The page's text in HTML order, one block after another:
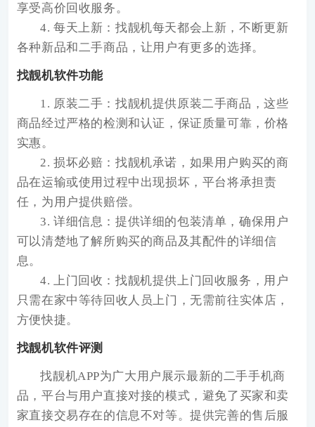
享受高价回收服务。
4. 每天上新：找靓机每天都会上新，不断更新
各种新品和二手商品，让用户有更多的选择。
找靓机软件功能
1. 原装二手：找靓机提供原装二手商品，这些
商品经过严格的检测和认证，保证质量可靠，价格
实惠。
2. 损坏必赔：找靓机承诺，如果用户购买的商
品在运输或使用过程中出现损坏，平台将承担责
任，为用户提供赔偿。
3. 详细信息：提供详细的包装清单，确保用户
可以清楚地了解所购买的商品及其配件的详细信
息。
4. 上门回收：找靓机提供上门回收服务，用户
只需在家中等待回收人员上门，无需前往实体店，
方便快捷。
找靓机软件评测
找靓机APP为广大用户展示最新的二手手机商
品，平台与用户直接对接的模式，避免了买家和卖
家直接交易存在的信息不对等。提供完善的售后服